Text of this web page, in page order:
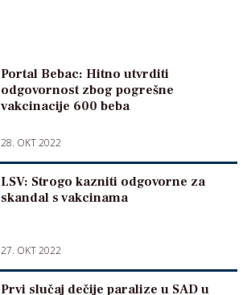
Portal Bebac: Hitno utvrditi
odgovornost zbog pogrešne
vakcinacije 600 beba
28. OKT 2022
LSV: Strogo kazniti odgovorne za
skandal s vakcinama
27. OKT 2022
Prvi slučaj dečije paralize u SAD u